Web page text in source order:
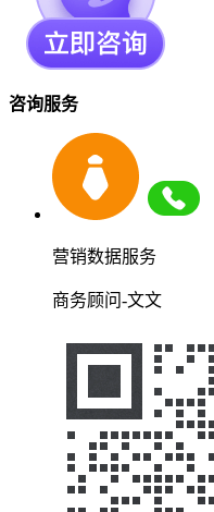
咨询服务
营销数据服务
商务顾问-文文